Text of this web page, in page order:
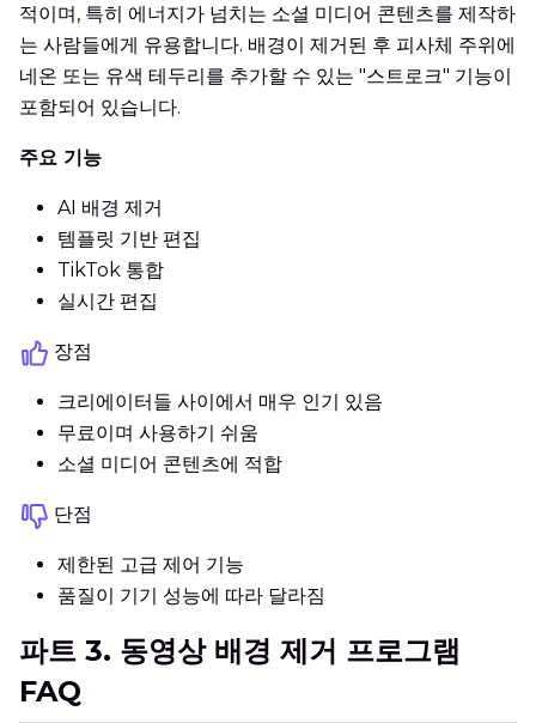
적이며, 특히 에너지가 넘치는 소셜 미디어 콘텐츠를 제작하
는 사람들에게 유용합니다. 배경이 제거된 후 피사체 주위에
네온 또는 유색 테두리를 추가할 수 있는 "스트로크" 기능이
포함되어 있습니다.
주요 기능
AI 배경 제거
템플릿 기반 편집
TikTok 통합
실시간 편집
장점
크리에이터들 사이에서 매우 인기 있음
무료이며 사용하기 쉬움
소셜 미디어 콘텐츠에 적합
단점
제한된 고급 제어 기능
품질이 기기 성능에 따라 달라짐
파트 3. 동영상 배경 제거 프로그램
FAQ